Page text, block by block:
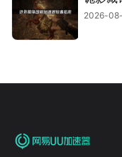
2026-